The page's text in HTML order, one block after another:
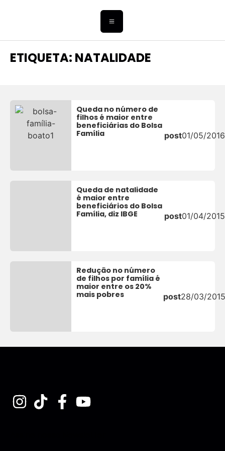
ETIQUETA: NATALIDADE
Queda no número de
filhos é maior entre
beneficiárias do Bolsa
Família
post01/05/2016
Queda de natalidade
é maior entre
beneficiários do Bolsa
Família, diz IBGE
post01/04/2015
Redução no número
de filhos por família é
maior entre os 20%
mais pobres
post28/03/